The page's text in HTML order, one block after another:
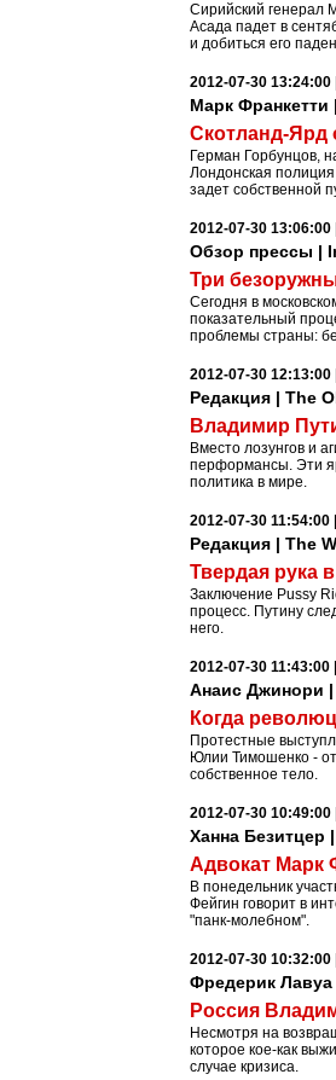
Сирийский генерал
Асада падет в
и добиться его
2012-07-30
Марк Франкетти
Скотланд-Ярд
Герман Горбунцов,
Лондонская
задет собственной
2012-07-30
Обзор прессы |
Три
Сегодня в
показательный
проблемы страны:
2012-07-30
Редакция | The
Владимир
Вместо лозунгов и
перформансы. Эти
политика в мире.
2012-07-30 11:54:00
Редакция | The
Твердая рука
Заключение Pussy
процесс. Путину
него.
2012-07-30 11:43:00
Анаис Джинори
Когда
Протестные
Юлии Тимошенко -
собственное тело.
2012-07-30
Ханна Безитцер
Адвокат Марк
В понедельник
Фейгин говорит в
"панк-молебном".
2012-07-30
Фредерик Лавуа
Россия
Несмотря на
которое кое-как
случае кризиса.